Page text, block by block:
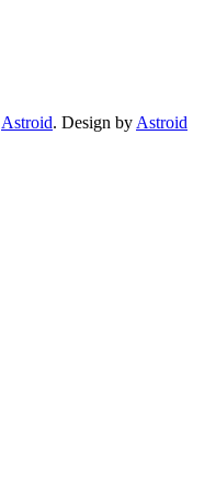
Astroid. Design byAstroid